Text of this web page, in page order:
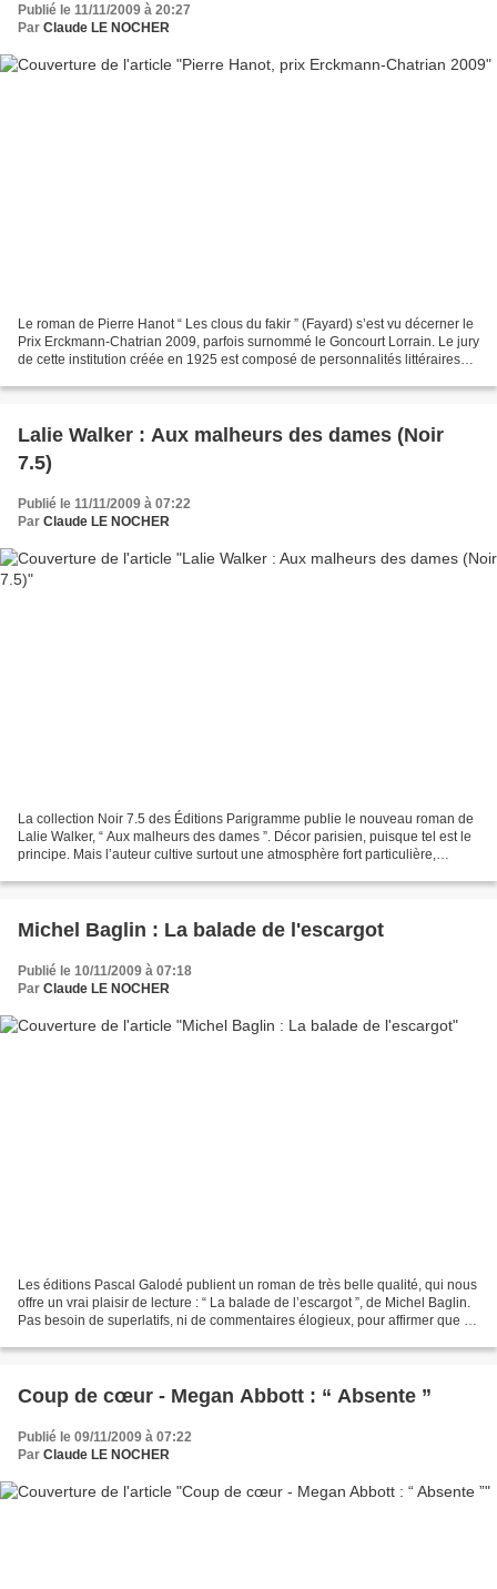
Publié le 11/11/2009 à 20:27
Par Claude LE NOCHER
Le roman de Pierre Hanot “ Les clous du fakir ” (Fayard) s’est vu décerner le
Prix Erckmann-Chatrian 2009, parfois surnommé le Goncourt Lorrain. Le jury
de cette institution créée en 1925 est composé de personnalités littéraires
Lalie Walker : Aux malheurs des dames (Noir
7.5)
Publié le 11/11/2009 à 07:22
Par Claude LE NOCHER
La collection Noir 7.5 des Éditions Parigramme publie le nouveau roman de
Lalie Walker, “ Aux malheurs des dames ”. Décor parisien, puisque tel est le
principe. Mais l’auteur cultive surtout une atmosphère fort particulière,
Michel Baglin : La balade de l'escargot
Publié le 10/11/2009 à 07:18
Par Claude LE NOCHER
Les éditions Pascal Galodé publient un roman de très belle qualité, qui nous
offre un vrai plaisir de lecture : “ La balade de l’escargot ”, de Michel Baglin.
Pas besoin de superlatifs, ni de commentaires élogieux, pour affirmer que ce
Coup de cœur - Megan Abbott : “ Absente ”
Publié le 09/11/2009 à 07:22
Par Claude LE NOCHER